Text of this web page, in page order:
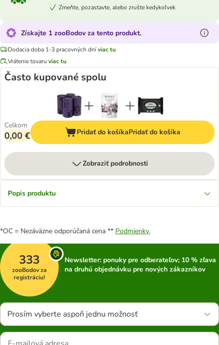
Zmeňte, pozastavte, alebo zrušte kedykoľvek
Získajte 1 zooBodov za tento produkt.
Dodacia doba 1-3 pracovných dníviac tu
Vrátenie tovaru viac tu
Často kupované spolu
Celkom
0,00 € Pridať do košíkaPridať do košíka
Zobraziť podrobnosti
Popis produktu
*OC = Nezáväzne odporúčaná cena ** Podmienky.
333
zooBodov za
registráciu!
Newsletter: ponuky pre odberateľov; 10 % zľava
na druhú objednávku pre nových zákazníkov
Prosím vyberte aspoň jednu možnosť